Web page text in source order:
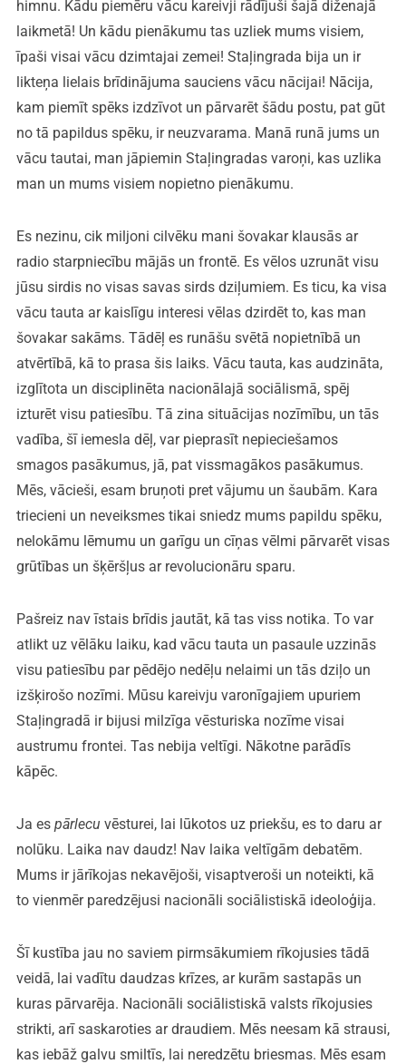
himnu. Kādu piemēru vācu kareivji rādījuši šajā diženajā
laikmetā! Un kādu pienākumu tas uzliek mums visiem,
īpaši visai vācu dzimtajai zemei! Staļingrada bija un ir
likteņa lielais brīdinājuma sauciens vācu nācijai! Nācija,
kam piemīt spēks izdzīvot un pārvarēt šādu postu, pat gūt
no tā papildus spēku, ir neuzvarama. Manā runā jums un
vācu tautai, man jāpiemin Staļingradas varoņi, kas uzlika
man un mums visiem nopietno pienākumu.
Es nezinu, cik miljoni cilvēku mani šovakar klausās ar
radio starpniecību mājās un frontē. Es vēlos uzrunāt visu
jūsu sirdis no visas savas sirds dziļumiem. Es ticu, ka visa
vācu tauta ar kaislīgu interesi vēlas dzirdēt to, kas man
šovakar sakāms. Tādēļ es runāšu svētā nopietnībā un
atvērtībā, kā to prasa šis laiks. Vācu tauta, kas audzināta,
izglītota un disciplinēta nacionālajā sociālismā, spēj
izturēt visu patiesību. Tā zina situācijas nozīmību, un tās
vadība, šī iemesla dēļ, var pieprasīt nepieciešamos
smagos pasākumus, jā, pat vissmagākos pasākumus.
Mēs, vācieši, esam bruņoti pret vājumu un šaubām. Kara
triecieni un neveiksmes tikai sniedz mums papildu spēku,
nelokāmu lēmumu un garīgu un cīņas vēlmi pārvarēt visas
grūtības un šķēršļus ar revolucionāru sparu.
Pašreiz nav īstais brīdis jautāt, kā tas viss notika. To var
atlikt uz vēlāku laiku, kad vācu tauta un pasaule uzzinās
visu patiesību par pēdējo nedēļu nelaimi un tās dziļo un
izšķirošo nozīmi. Mūsu kareivju varonīgajiem upuriem
Staļingradā ir bijusi milzīga vēsturiska nozīme visai
austrumu frontei. Tas nebija veltīgi. Nākotne parādīs
kāpēc.
Ja es pārlecu vēsturei, lai lūkotos uz priekšu, es to daru ar
nolūku. Laika nav daudz! Nav laika veltīgām debatēm.
Mums ir jārīkojas nekavējoši, visaptveroši un noteikti, kā
to vienmēr paredzējusi nacionāli sociālistiskā ideoloģija.
Šī kustība jau no saviem pirmsākumiem rīkojusies tādā
veidā, lai vadītu daudzas krīzes, ar kurām sastapās un
kuras pārvarēja. Nacionāli sociālistiskā valsts rīkojusies
strikti, arī saskaroties ar draudiem. Mēs neesam kā strausi,
kas iebāž galvu smiltīs, lai neredzētu briesmas. Mēs esam